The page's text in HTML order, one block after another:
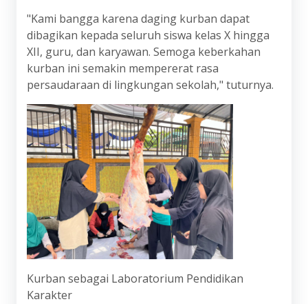
"Kami bangga karena daging kurban dapat
dibagikan kepada seluruh siswa kelas X hingga
XII, guru, dan karyawan. Semoga keberkahan
kurban ini semakin mempererat rasa
persaudaraan di lingkungan sekolah," tuturnya.
Kurban sebagai Laboratorium Pendidikan
Karakter